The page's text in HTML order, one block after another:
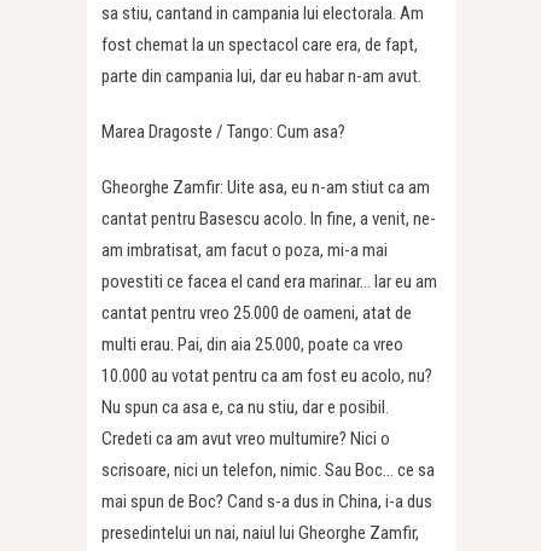
sa stiu, cantand in campania lui electorala. Am
fost chemat la un spectacol care era, de fapt,
parte din campania lui, dar eu habar n-am avut.
Marea Dragoste / Tango: Cum asa?
Gheorghe Zamfir: Uite asa, eu n-am stiut ca am
cantat pentru Basescu acolo. In fine, a venit, ne-
am imbratisat, am facut o poza, mi-a mai
povestiti ce facea el cand era marinar… Iar eu am
cantat pentru vreo 25.000 de oameni, atat de
multi erau. Pai, din aia 25.000, poate ca vreo
10.000 au votat pentru ca am fost eu acolo, nu?
Nu spun ca asa e, ca nu stiu, dar e posibil.
Credeti ca am avut vreo multumire? Nici o
scrisoare, nici un telefon, nimic. Sau Boc… ce sa
mai spun de Boc? Cand s-a dus in China, i-a dus
presedintelui un nai, naiul lui Gheorghe Zamfir,